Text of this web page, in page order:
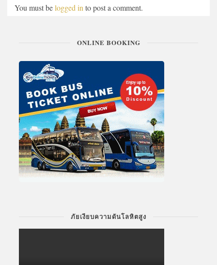
You must belogged in to post a comment.
ONLINE BOOKING
ภัยเงียบความดันโลหิตสูง